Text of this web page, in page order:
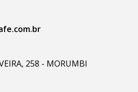
258 - MORUMBI